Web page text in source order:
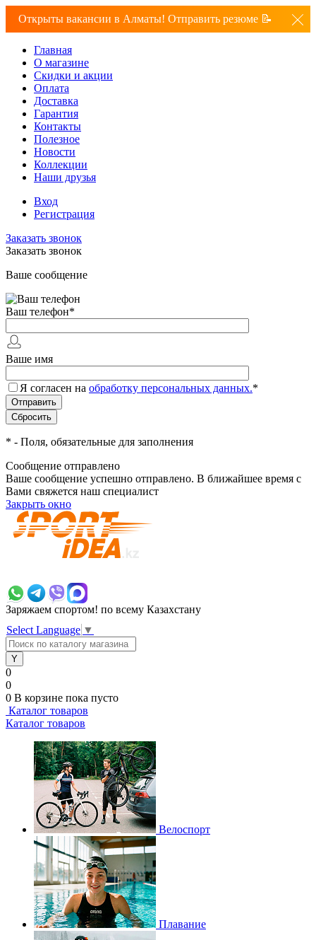
Открыты вакансии в Алматы! Отправить резюме 📝
Главная
О магазине
Скидки и акции
Оплата
Доставка
Гарантия
Контакты
Полезное
Новости
Коллекции
Наши друзья
Вход
Регистрация
Заказать звонок
Заказать звонок
Ваше сообщение
Ваш телефон*
Ваше имя
Я согласен на обработку персональных данных.*
* - Поля, обязательные для заполнения
Сообщение отправлено
Ваше сообщение успешно отправлено. В ближайшее время с
Вами свяжется наш специалист
Закрыть окно
Заряжаем спортом! по всему Казахстану
Select Language ▼
0
0
0 В корзине пока пусто
Каталог товаров
Каталог товаров
Велоспорт
Плавание